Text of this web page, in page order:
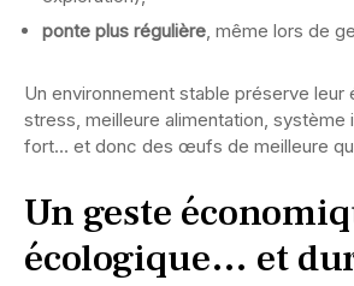
ponte plus régulière, même lors de
Un environnement stable préserve leur
stress, meilleure alimentation, système
fort… et donc des œufs de meilleure
Un geste
écologique… et